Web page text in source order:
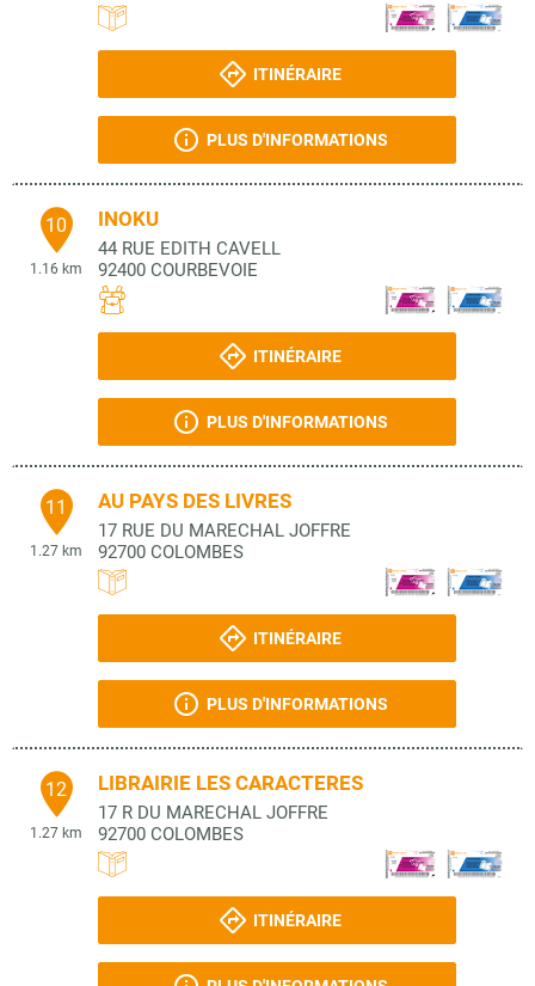
ITINÉRAIRE
PLUS D'INFORMATIONS
10
1.16 km
INOKU
44 RUE EDITH CAVELL
92400 COURBEVOIE
ITINÉRAIRE
PLUS D'INFORMATIONS
11
1.27 km
AU PAYS DES LIVRES
17 RUE DU MARECHAL JOFFRE
92700 COLOMBES
ITINÉRAIRE
PLUS D'INFORMATIONS
12
1.27 km
LIBRAIRIE LES CARACTERES
17 R DU MARECHAL JOFFRE
92700 COLOMBES
ITINÉRAIRE